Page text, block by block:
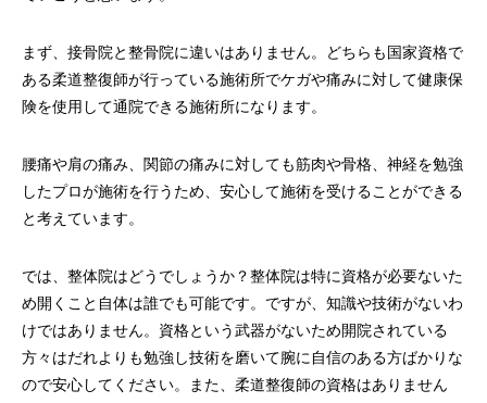
まず、接骨院と整骨院に違いはありません。どちらも国家資格で
ある柔道整復師が行っている施術所でケガや痛みに対して健康保
険を使用して通院できる施術所になります。
腰痛や肩の痛み、関節の痛みに対しても筋肉や骨格、神経を勉強
したプロが施術を行うため、安心して施術を受けることができる
と考えています。
では、整体院はどうでしょうか？整体院は特に資格が必要ないた
め開くこと自体は誰でも可能です。ですが、知識や技術がないわ
けではありません。資格という武器がないため開院されている
方々はだれよりも勉強し技術を磨いて腕に自信のある方ばかりな
ので安心してください。また、柔道整復師の資格はありません